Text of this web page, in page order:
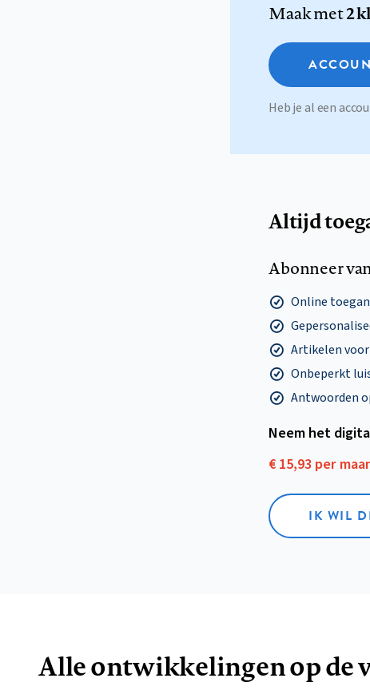
Maak met2
Heb je al een
Altijd
Abonneer
Online
Artikelen
Onbeperkt
Antwoorden
Neem het
€ 15,93 per
IK WIL
Alle ontwikkelingen op de